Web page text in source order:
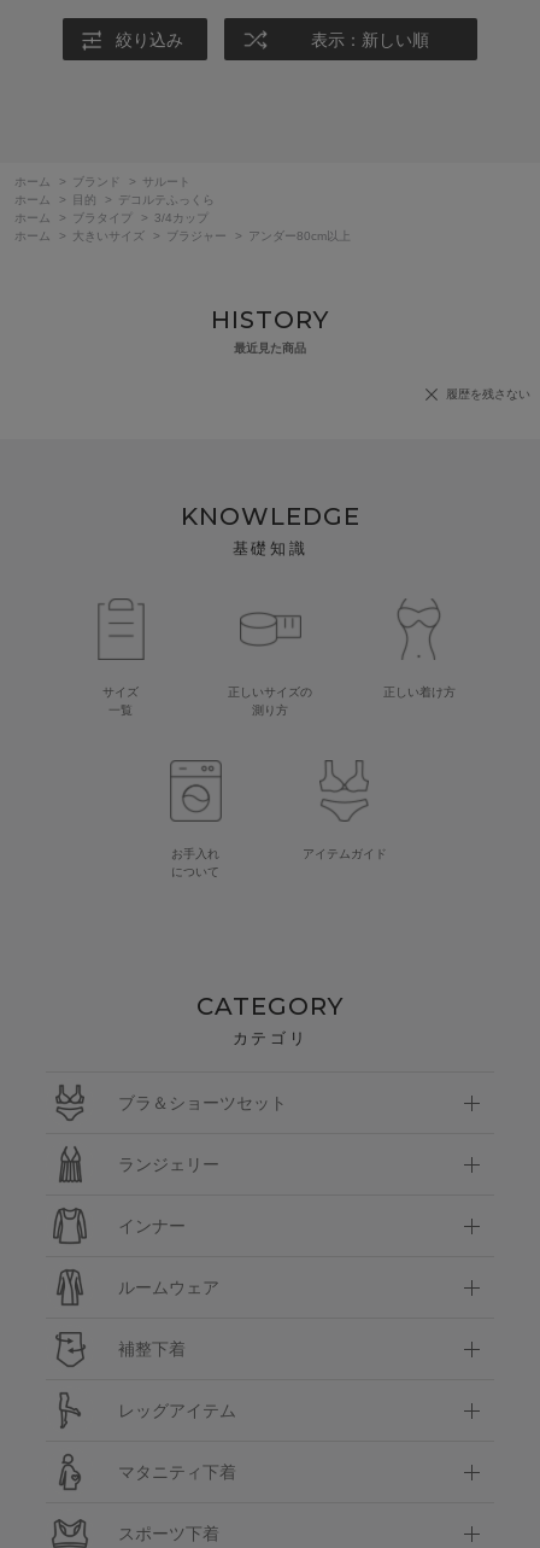
絞り込み 表示：新しい順
ホーム > ブランド >
サルート
ホーム
> 目的 >
デコルテふっくら
ホーム
> ブラタイプ >
3/4カップ
ホーム
> 大きいサイズ > ブラジャー > アンダー80cm以上
HISTORY
最近見た商品
履歴を残さない
KNOWLEDGE
基礎知識
サイズ
一覧
正しいサイズの
測り方
正しい着け方
お手入れ
について
アイテムガイド
CATEGORY
カテゴリ
ブラ＆ショーツセット
ランジェリー
インナー
ルームウェア
補整下着
レッグアイテム
マタニティ下着
スポーツ下着